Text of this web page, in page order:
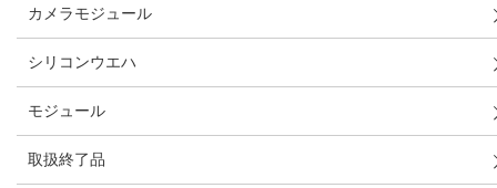
カメラモジュール
シリコンウエハ
モジュール
取扱終了品